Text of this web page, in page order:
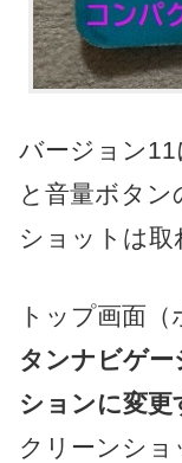
バージョン
と音量ボタン
ショットは取
トップ画面（
タンナビゲ
ションに変更
クリーンショ